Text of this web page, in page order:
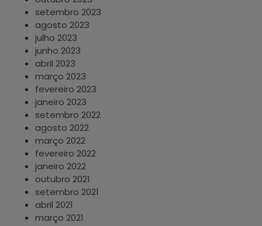
setembro 2023
agosto 2023
julho 2023
junho 2023
abril 2023
março 2023
fevereiro 2023
janeiro 2023
setembro 2022
agosto 2022
março 2022
fevereiro 2022
janeiro 2022
outubro 2021
setembro 2021
abril 2021
março 2021